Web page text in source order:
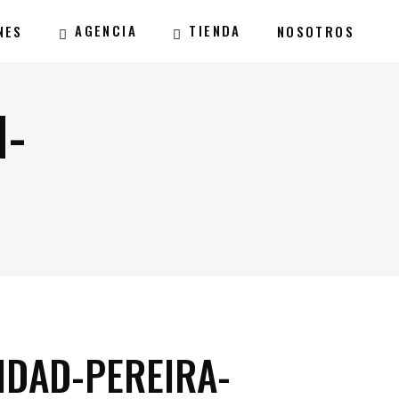
AGENCIA TIENDA NOSOTROS
PEREIRA-